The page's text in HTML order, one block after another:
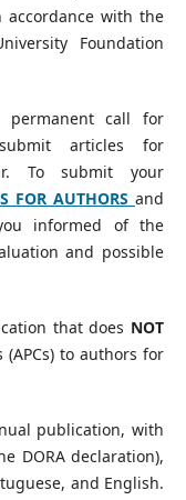
with the
Foundation
permanent call for
articles for
To submit your
FOR AUTHORS and
informed of the
and possible
that does NOT
to authors for
publication, with
DORA declaration),
and English.